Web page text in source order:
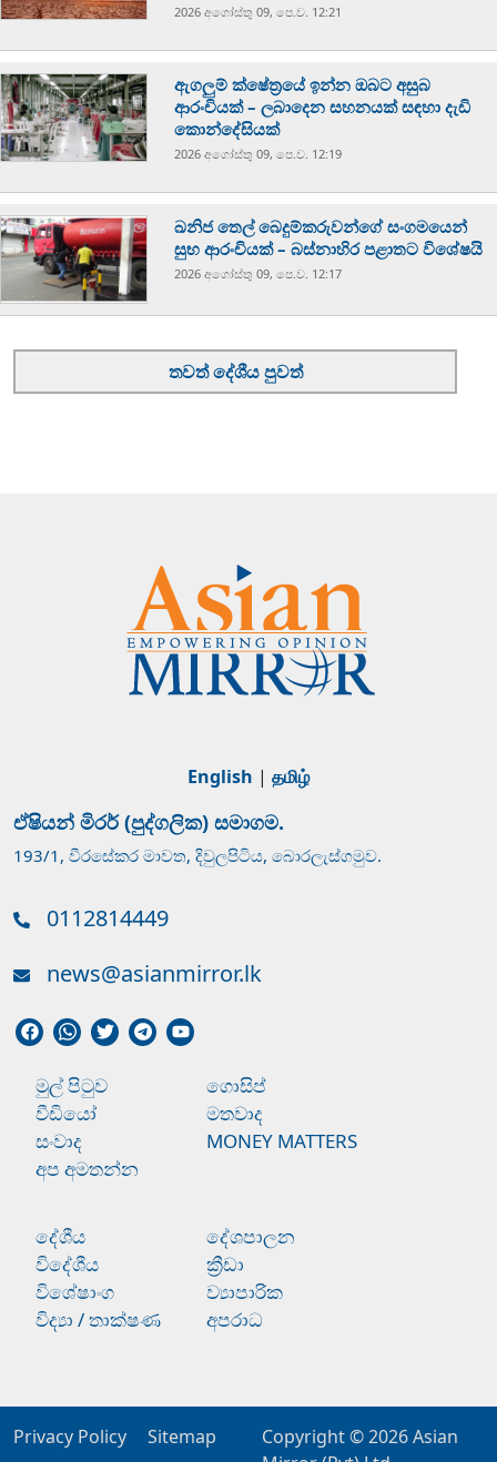
2026 අගෝස්‍තු 09, පෙ.ව. 12:21
ඇගලුම් ක්ෂේත්‍රයේ ඉන්න ඔබට අසුබ
ආරංචියක් – ලබාදෙන සහනයක් සඳහා දැඩි
කොන්දේසියක්
2026 අගෝස්‍තු 09, පෙ.ව. 12:19
ඛනිජ තෙල් බෙදුම්කරුවන්ගේ සංගමයෙන්
සුභ ආරංචියක් – බස්නාහිර පළාතට විශේෂයි
2026 අගෝස්‍තු 09, පෙ.ව. 12:17
තවත් දේශීය පුවත්
English | தமிழ்
ඒෂියන් මිරර් (පුද්ගලික) සමාගම.
193/1, වීරසේකර මාවත, දිවුලපිටිය, බොරලැස්ගමුව.
0112814449
news@asianmirror.lk
මුල් පිටුව
ගොසිප්
වීඩියෝ
මතවාද
සංවාද
MONEY MATTERS
අප අමතන්න
දේශීය
දේශපාලන
විදේශීය
ක්‍රීඩා
විශේෂාංග
ව්‍යාපාරික
විද්‍යා / තාක්ෂණ
අපරාධ
Privacy Policy Sitemap Copyright © 2026Asian